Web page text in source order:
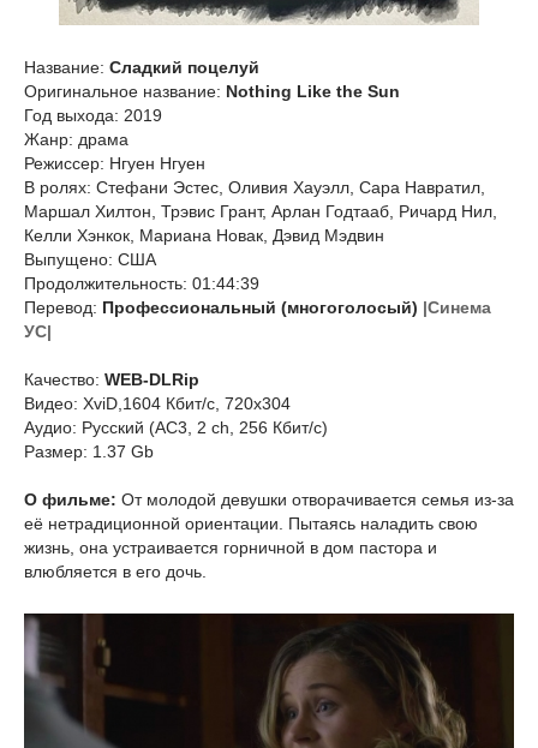
Название: Сладкий поцелуй
Оригинальное название: Nothing Like the Sun
Год выхода: 2019
Жанр: драма
Режиссер: Нгуен Нгуен
В ролях: Стефани Эстес, Оливия Хауэлл, Сара Навратил,
Маршал Хилтон, Трэвис Грант, Арлан Годтааб, Ричард Нил,
Келли Хэнкок, Мариана Новак, Дэвид Мэдвин
Выпущено: США
Продолжительность: 01:44:39
Перевод: Профессиональный (многоголосый) |Синема
УС|
Качество: WEB-DLRip
Видео: XviD,1604 Кбит/с, 720x304
Аудио: Русский (AC3, 2 ch, 256 Кбит/с)
Размер: 1.37 Gb
О фильме: От молодой девушки отворачивается семья из-за
её нетрадиционной ориентации. Пытаясь наладить свою
жизнь, она устраивается горничной в дом пастора и
влюбляется в его дочь.